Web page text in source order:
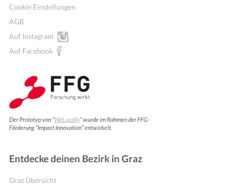
Cookie Einstellungen
AGB
Auf Instagram
Auf Facebook
Der Prototyp von “WeLocally” wurde im Rahmen der FFG-
Förderung “Impact Innovation” entwickelt.
Entdecke deinen Bezirk in Graz
Graz Übersicht